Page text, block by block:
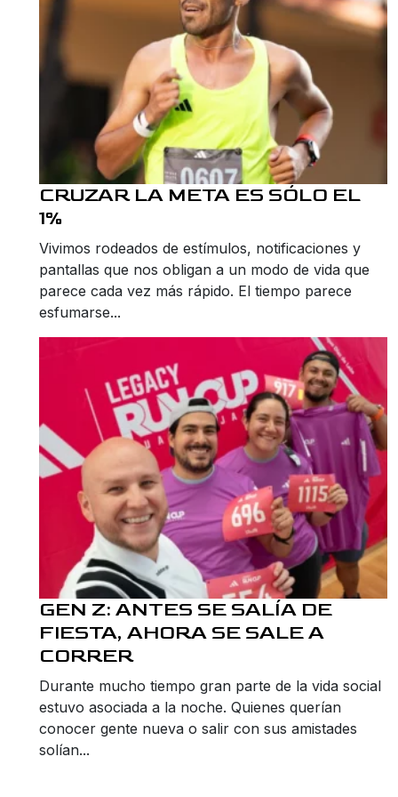
CRUZAR LA META ES SÓLO EL
1%
Vivimos rodeados de estímulos, notificaciones y
pantallas que nos obligan a un modo de vida que
parece cada vez más rápido. El tiempo parece
esfumarse...
GEN Z: ANTES SE SALÍA DE
FIESTA, AHORA SE SALE A
CORRER
Durante mucho tiempo gran parte de la vida social
estuvo asociada a la noche. Quienes querían
conocer gente nueva o salir con sus amistades
solían...